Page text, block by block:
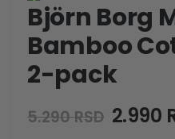
Björn Borg
Bamboo
2-pack
5.290RSD 2.990